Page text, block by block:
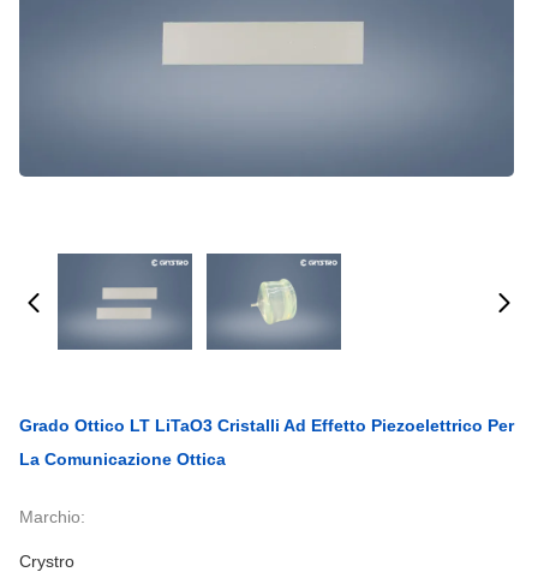
Grado Ottico LT LiTaO3 Cristalli Ad Effetto Piezoelettrico Per
La Comunicazione Ottica
Marchio:
Crystro